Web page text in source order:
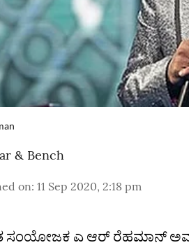
& Bench
on: 11 Sep 2020, 2:18 pm
ಸಂಯೋಜಕ ಎ ಆರ್ ರೆಹಮಾನ್